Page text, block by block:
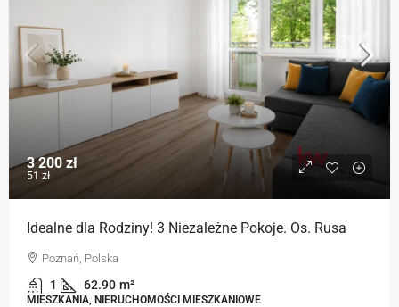
3 200 zł
51 zł
Idealne dla Rodziny! 3 Niezależne Pokoje. Os. Rusa
Poznań, Polska
1 62.90 m²
MIESZKANIA, NIERUCHOMOŚCI MIESZKANIOWE